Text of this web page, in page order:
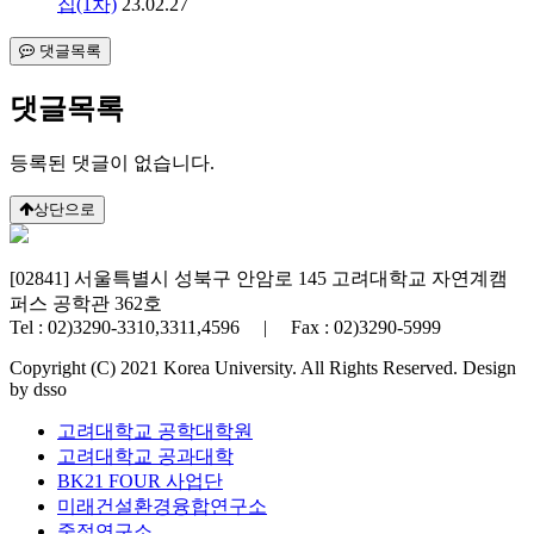
집(1차) 23.02.27
댓글목록
댓글목록
등록된 댓글이 없습니다.
상단으로
[02841] 서울특별시 성북구 안암로 145 고려대학교 자연계캠
퍼스 공학관 362호
Tel : 02)3290-3310,3311,4596 | Fax : 02)3290-5999
Copyright (C) 2021 Korea University. All Rights Reserved. Design
by dsso
고려대학교 공학대학원
고려대학교 공과대학
BK21 FOUR 사업단
미래건설환경융합연구소